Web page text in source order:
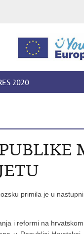
2020
primila je u
i reformi na